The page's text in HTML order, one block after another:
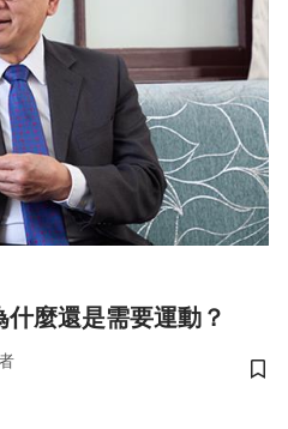
麼還是需要運動？
儲